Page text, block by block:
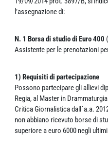
l’assegnazione di:
N. 1 Borsa di studio di Euro 400
Assistente per le prenotazioni
1) Requisiti di partecipazione
Possono partecipare gli allievi
Regia, al Master in
Critica Giornalistica dall´a.a.
non abbiano ricevuto borse di
superiore a euro 6000 negli